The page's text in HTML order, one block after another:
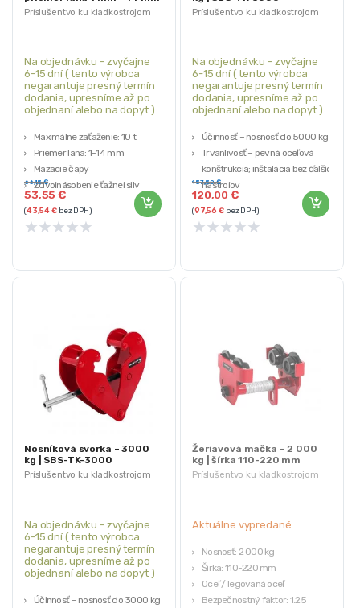
Príslušentvo ku kladkostrojom
Na objednávku - zvyčajne
6-15 dní ( tento výrobca
negarantuje presný termín
dodania, upresníme až po
objednaní alebo na dopyt )
Maximálne zaťaženie: 10 t
Priemer lana: 1-14 mm
Mazacie čapy
Zdvojnásobenie ťažnej sily
Zdvíhanie a obrátenie smeru ťahu
53,55€
66,15€
(43,54€bez DPH)
★★★★★
Príslušentvo ku kladkostrojom
Na objednávku - zvyčajne
6-15 dní ( tento výrobca
negarantuje presný termín
dodania, upresníme až po
objednaní alebo na dopyt )
Účinnosť – nosnosť do 5000 kg
Trvanlivosť – pevná oceľová
konštrukcia; inštalácia bez ďalších
nástrojov
Ochrana – koeficient bezpečnosti
1,25 z maximálnej nosnosti
Univerzálnosť – nastaviteľná šírka
120,00€
157,50€
(97,56€bez DPH)
★★★★★
Príslušentvo ku kladkostrojom
Nosníková svorka – 3000
kg | SBS-TK-3000
Na objednávku - zvyčajne
6-15 dní ( tento výrobca
negarantuje presný termín
dodania, upresníme až po
objednaní alebo na dopyt )
Účinnosť – nosnosť do 3000 kg
Príslušentvo ku kladkostrojom
Žeriavová mačka – 2 000
kg | šírka 110-220 mm
Aktuálne vypredané
Nosnosť: 2 000 kg
Šírka: 110-220 mm
Oceľ / legovaná oceľ
Bezpečnostný faktor: 1.25